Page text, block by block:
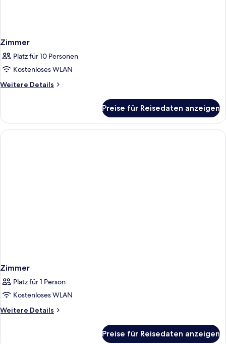
Zimmer
Platz für 10 Personen
Kostenloses WLAN
Weitere Details
Weitere
Preise für Reisedaten anzeigen
Zimmer
Platz für 1 Person
Kostenloses WLAN
Weitere Details
Weitere
Preise für Reisedaten anzeigen